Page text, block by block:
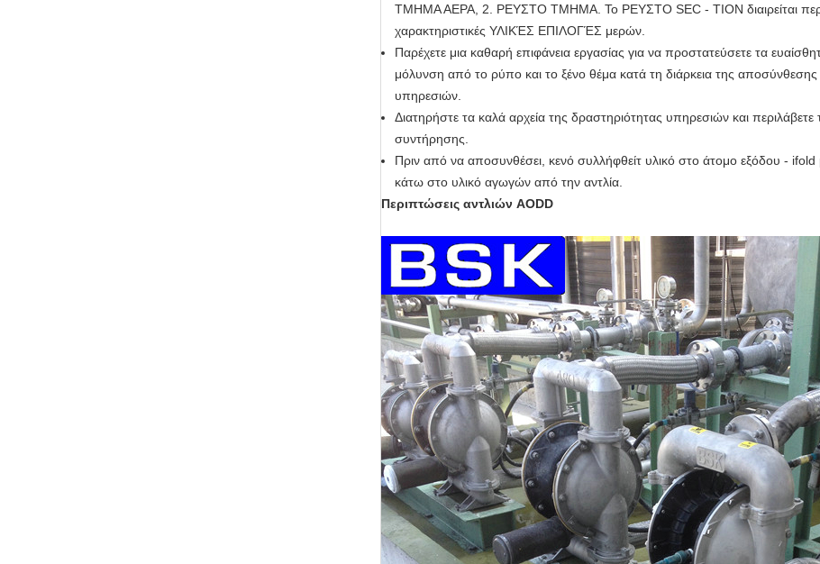
ΤΜΗΜΑ ΑΕΡΑ, 2. ΡΕΥΣΤΟ ΤΜΗΜΑ. Το ΡΕΥΣΤΟ SEC - TION διαιρείται
χαρακτηριστικές ΥΛΙΚΈΣ ΕΠΙΛΟΓΈΣ μερών.
Παρέχετε μια καθαρή επιφάνεια εργασίας για να προστατεύσετε τα
μόλυνση από το ρύπο και το ξένο θέμα κατά τη διάρκεια της
υπηρεσιών.
Διατηρήστε τα καλά αρχεία της δραστηριότητας υπηρεσιών και
συντήρησης.
Πριν από να αποσυνθέσει, κενό συλλήφθείτ υλικό στο άτομο εξόδου -
κάτω στο υλικό αγωγών από την αντλία.
Περιπτώσεις αντλιών AODD